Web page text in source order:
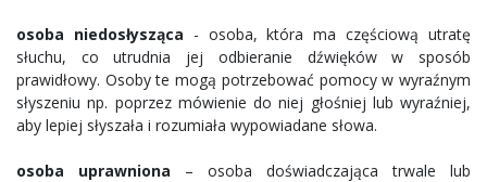
osoba niedosłysząca - osoba, która ma częściową utratę
słuchu, co utrudnia jej odbieranie dźwięków w sposób
prawidłowy. Osoby te mogą potrzebować pomocy w wyraźnym
słyszeniu np. poprzez mówienie do niej głośniej lub wyraźniej,
aby lepiej słyszała i rozumiała wypowiadane słowa.
osoba uprawniona – osoba doświadczająca trwale lub